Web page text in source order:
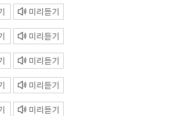
미리듣기
미리듣기
미리듣기
미리듣기
미리듣기